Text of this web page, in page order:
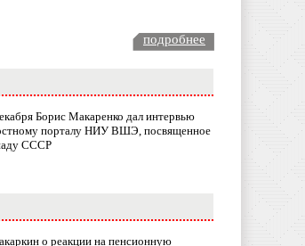
подробнее
Борис Макаренко дал интервью
порталу НИУ ВШЭ, посвященное
СССР
о реакции на пенсионную